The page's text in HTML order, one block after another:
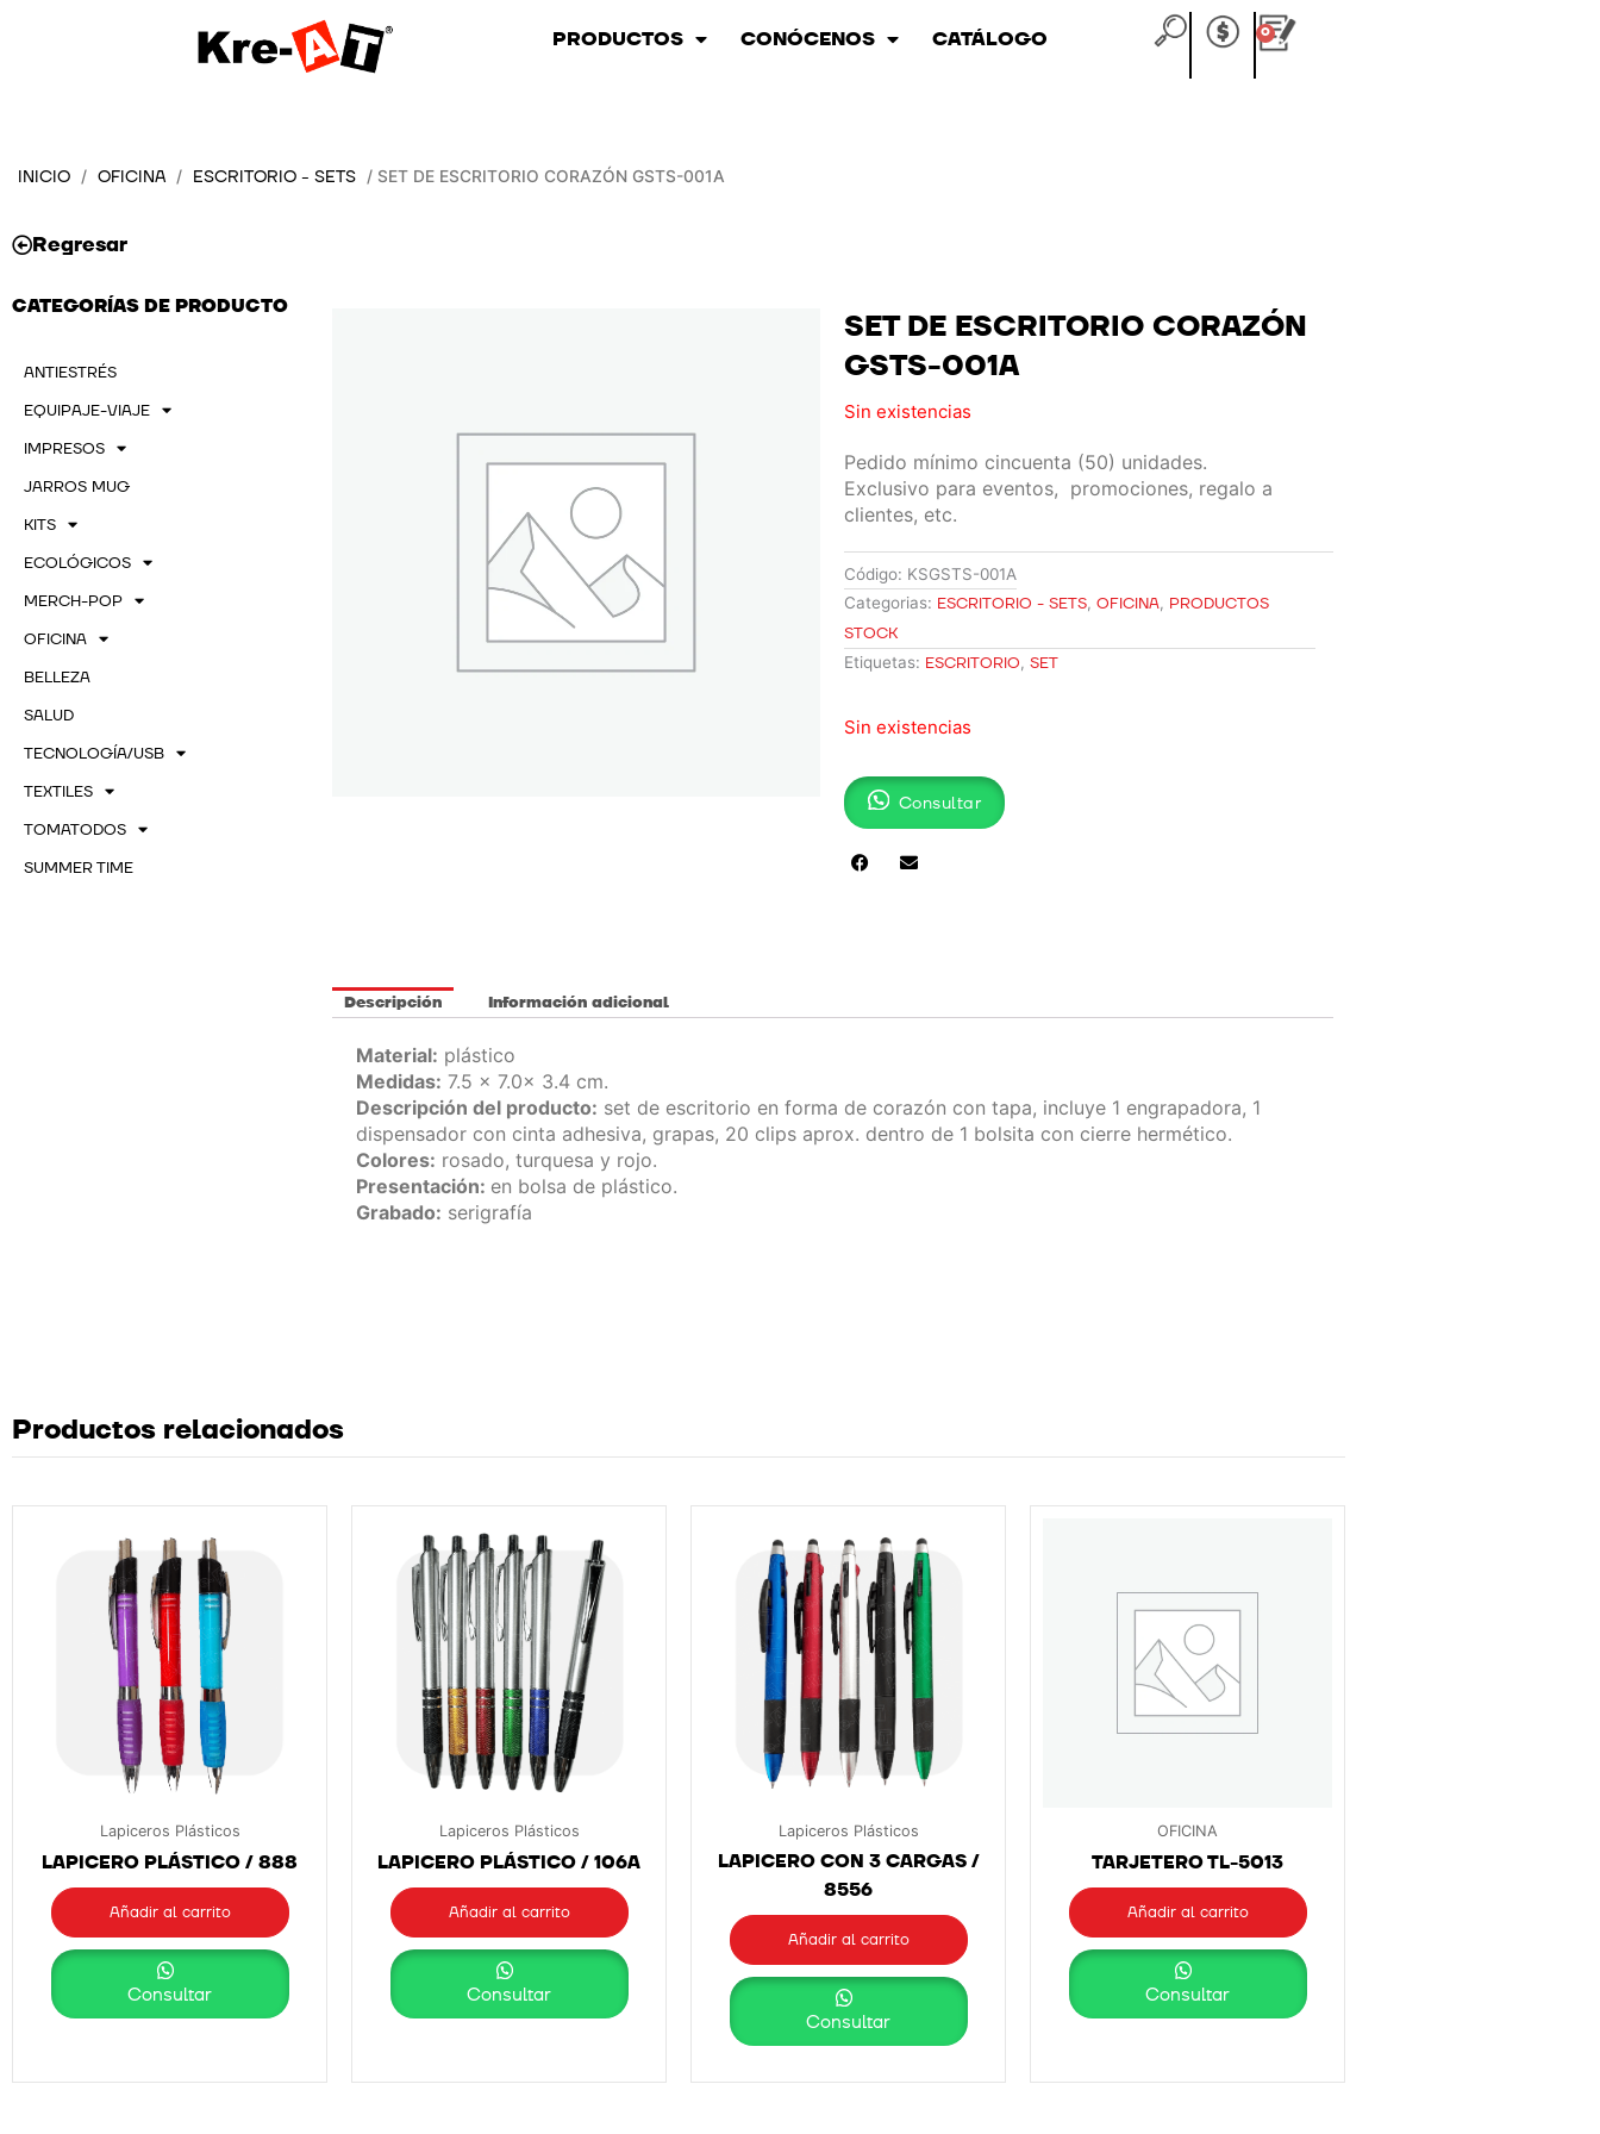
PRODUCTOS CONÓCENOS CATÁLOGO 0
Carrito
INICIO / OFICINA / ESCRITORIO - SETS / SET DE ESCRITORIO CORAZÓN GSTS-001A
Regresar
CATEGORÍAS DE PRODUCTO
ANTIESTRÉS
EQUIPAJE-VIAJE
IMPRESOS
JARROS MUG
KITS
ECOLÓGICOS
MERCH-POP
OFICINA
BELLEZA
SALUD
TECNOLOGÍA/USB
TEXTILES
TOMATODOS
SUMMER TIME
SET DE ESCRITORIO CORAZÓN
GSTS-001A
Sin existencias
Pedido mínimo cincuenta (50) unidades.
Exclusivo para eventos, promociones, regalo a
clientes, etc.
Código: KSGSTS-001A
Categorias: ESCRITORIO - SETS,OFICINA, PRODUCTOS
STOCK
Etiquetas: ESCRITORIO,SET
Sin existencias
Consultar
Descripción Información adicional
Material: plástico
Medidas: 7.5 x 7.0x 3.4 cm.
Descripción del producto: set de escritorio en forma de corazón con tapa, incluye 1 engrapadora, 1
dispensador con cinta adhesiva, grapas, 20 clips aprox. dentro de 1 bolsita con cierre hermético.
Colores: rosado, turquesa y rojo.
Presentación: en bolsa de plástico.
Grabado: serigrafía
Productos relacionados
Lapiceros Plásticos
LAPICERO PLÁSTICO / 888
Añadir al carrito
Consultar
Lapiceros Plásticos
LAPICERO PLÁSTICO / 106A
Añadir al carrito
Consultar
Lapiceros Plásticos
LAPICERO CON 3 CARGAS /
8556
Añadir al carrito
Consultar
OFICINA
TARJETERO TL-5013
Añadir al carrito
Consultar